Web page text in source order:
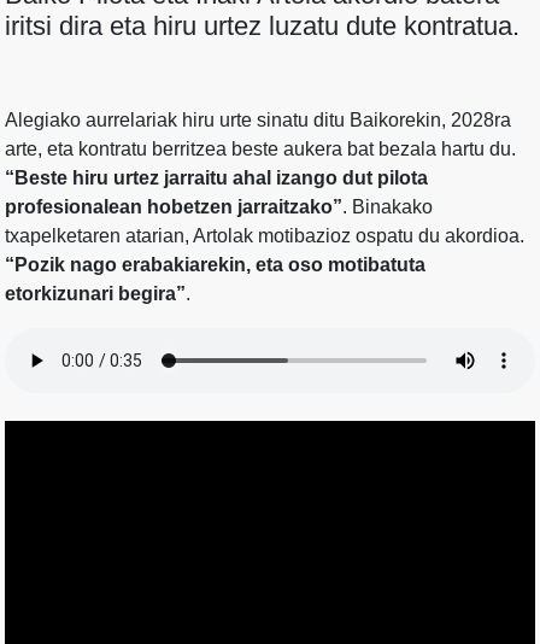
iritsi dira eta hiru urtez luzatu dute kontratua.
Alegiako aurrelariak hiru urte sinatu ditu Baikorekin, 2028ra
arte, eta kontratu berritzea beste aukera bat bezala hartu du.
“Beste hiru urtez jarraitu ahal izango dut pilota
profesionalean hobetzen jarraitzako”. Binakako
txapelketaren atarian, Artolak motibazioz ospatu du akordioa.
“Pozik nago erabakiarekin, eta oso motibatuta
etorkizunari begira”.